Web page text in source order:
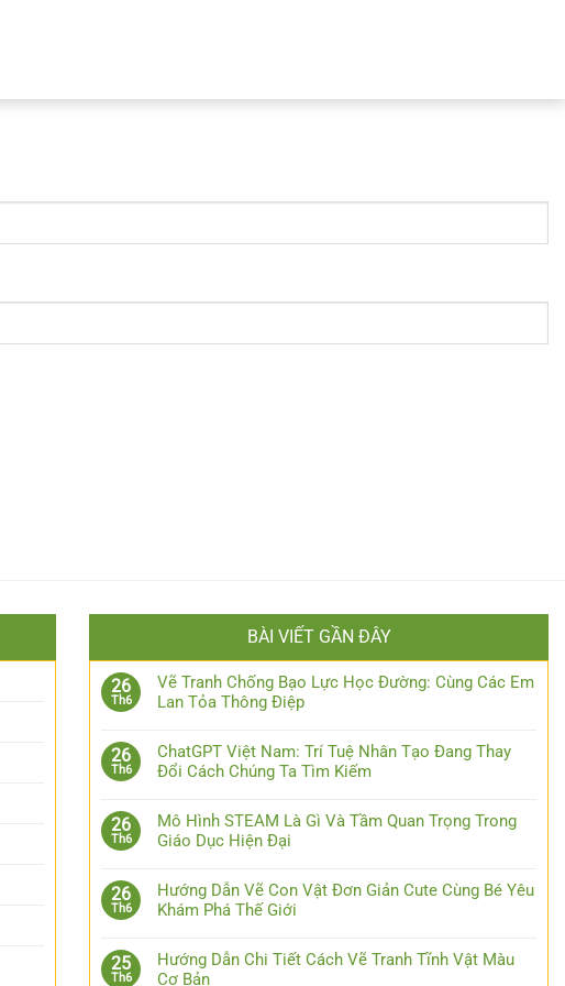
BÀI VIẾT GẦN ĐÂY
26
Th6
Vẽ Tranh Chống Bạo Lực Học Đường: Cùng Các Em
Lan Tỏa Thông Điệp
26
Th6
ChatGPT Việt Nam: Trí Tuệ Nhân Tạo Đang Thay
Đổi Cách Chúng Ta Tìm Kiếm
26
Th6
Mô Hình STEAM Là Gì Và Tầm Quan Trọng Trong
Giáo Dục Hiện Đại
26
Th6
Hướng Dẫn Vẽ Con Vật Đơn Giản Cute Cùng Bé Yêu
Khám Phá Thế Giới
25
Th6
Hướng Dẫn Chi Tiết Cách Vẽ Tranh Tĩnh Vật Màu
Cơ Bản